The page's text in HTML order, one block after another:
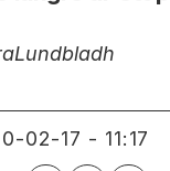
Lundbladh
02-17 - 11:17